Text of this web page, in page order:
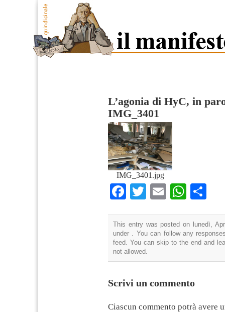
L’agonia di HyC, in
IMG_3401
IMG_3401.jpg
Facebook
TwitterEmail
This entry was posted on lunedì,
under . You can follow any
feed. You can skip to the end and
not allowed.
Scrivi un commento
Ciascun commento potrà avere